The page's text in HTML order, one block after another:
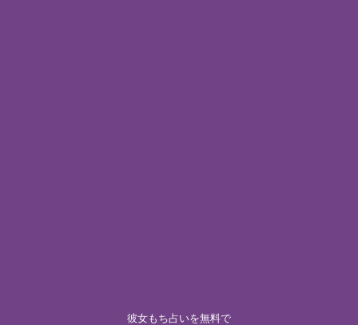
彼女もち占いを無料で